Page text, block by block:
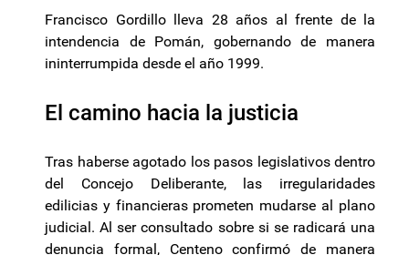
Francisco Gordillo lleva 28 años al frente de la
intendencia de Pomán, gobernando de manera
ininterrumpida desde el año 1999.
El camino hacia la justicia
Tras haberse agotado los pasos legislativos dentro
del Concejo Deliberante, las irregularidades
edilicias y financieras prometen mudarse al plano
judicial. Al ser consultado sobre si se radicará una
denuncia formal, Centeno confirmó de manera